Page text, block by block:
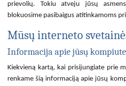
prievolių. Tokiu atveju jūsų
blokuosime pasibaigus atitinkamoms
Mūsų interneto
Informacija apie jūsų
Kiekvieną kartą, kai prisijungiate prie
renkame šią informaciją apie jūsų